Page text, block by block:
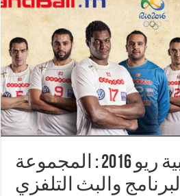
الألعاب الاولمبية ريو 2016 : المجموعة
والبث التلفزي